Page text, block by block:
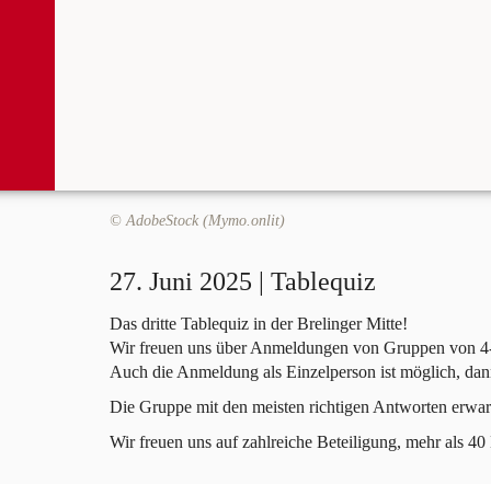
© AdobeStock (Mymo.onlit)
27. Juni 2025 | Tablequiz
Das dritte Tablequiz in der Brelinger Mitte!
Wir freuen uns über Anmeldungen von Gruppen von
Auch die Anmeldung als Einzelperson ist möglich,
Die Gruppe mit den meisten richtigen Antworten
Wir freuen uns auf zahlreiche Beteiligung, mehr als